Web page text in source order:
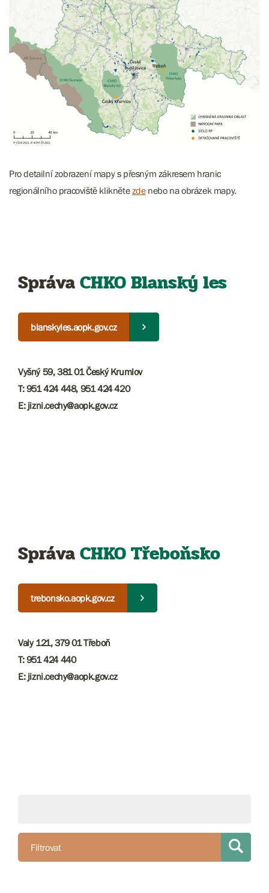
Pro detailní zobrazení mapy s přesným zákresem hranic
regionálního pracoviště kliknětezdenebo na obrázek mapy.
SprávaCHKO Blanský les
blanskyles.aopk.gov.cz
Vyšný 59, 381 01 Český Krumlov
T: 951 424 448, 951 424 420
E: jizni.cechy@aopk.gov.cz
SprávaCHKO Třeboňsko
trebonsko.aopk.gov.cz
Valy 121, 379 01 Třeboň
T: 951 424 440
E: jizni.cechy@aopk.gov.cz
Filtrovat